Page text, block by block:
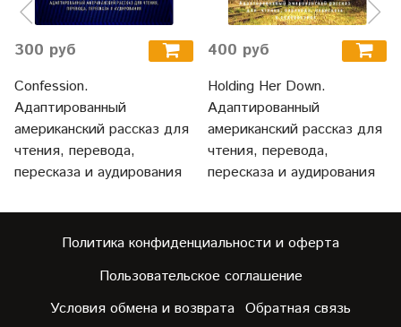
300 руб
Confession.
Адаптированный
американский рассказ для
чтения, перевода,
пересказа и аудирования
400 руб
Holding Her Down.
Адаптированный
американский рассказ для
чтения, перевода,
пересказа и аудирования
Политика конфиденциальности и оферта
Пользовательское соглашение
Условия обмена и возврата Обратная связь